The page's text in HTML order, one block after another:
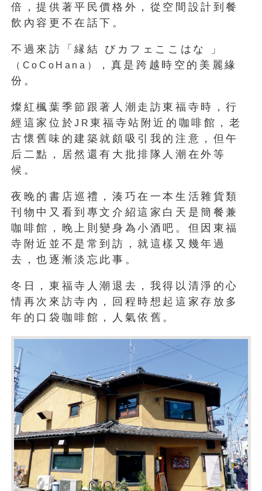
倍，提供著平民價格外，從空間設計到餐
飲內容更不在話下。
不過來訪「縁結 びカフェここはな 」
（CoCoHana）
，真是跨越時空的美麗緣
份。
燦紅楓葉季節跟著人潮走訪東福寺時，行
經這家位於JR 東福寺站附近的咖啡館，老
古懷舊味的建築就頗吸引我的注意，但午
后二點，居然還有大批排隊人潮在外等
候。
夜晚的書店巡禮，湊巧在一本生活雜貨類
刊物中又看到專文介紹這家白天是簡餐兼
咖啡館，晚上則變身為小酒吧。但因東福
寺附近並不是常到訪，就這樣又幾年過
去，也逐漸淡忘此事。
冬日，東福寺人潮退去，我得以清淨的心
情再次來訪寺內，回程時想起這家存放多
年的口袋咖啡館，人氣依舊。